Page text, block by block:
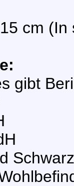
cm (In
gibt